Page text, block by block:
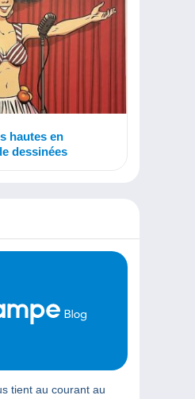
hautes en
dessinées
tient au courant au